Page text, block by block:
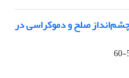
صلح و دموکراسی در